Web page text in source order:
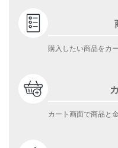
購入したい商品をカ
カート画面で商品と